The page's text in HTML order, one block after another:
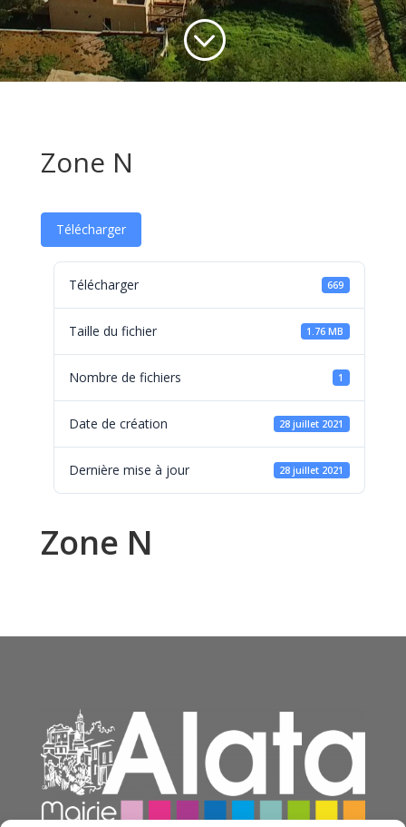
;
Zone N
Télécharger
Télécharger 669
Taille du fichier 1.76 MB
Nombre de fichiers 1
Date de création 28 juillet 2021
Dernière mise à jour 28 juillet 2021
Zone N